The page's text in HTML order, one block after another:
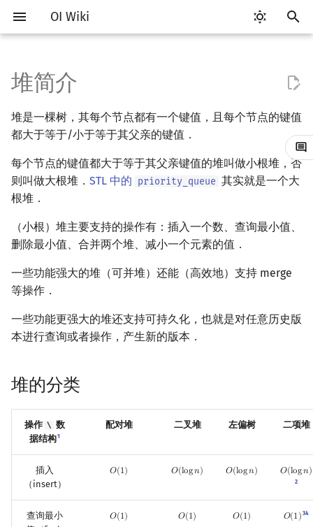
OI Wiki
入
开
搜
索
Getting Started
关于本项目
如何参与
OI Wiki 不是什么
格式手册
数学符号表
F.A.Q.
镜像站列表
比赛相关简介
赛事 ICPC/CCPC 赛事与赛制
题型
交互题
学习路线
学习资源
技巧
分段打表
常见错误
出题
工具软件简介
代码编辑工具 Emacs
VS Code
Eclipse
Notepad++
Dev-C++
GUIDE
评测工具
Arbiter
Cena
Lemon
命令行
命令行编译与调试
编译器
WSL (Windows 10)
Special Judge
通用
Generator
Interactor
Checker
OJ 工具
LaTeX 入门
语言基础简介
C++ 基础 C++ 语法基础
变量
流程控制语句
高级数据类型
文件操作
C++ 标准库
STL 容器
STL 算法
string
pair
C++ 进阶
命名空间
值类别
引用
常量
Lambda 表达式
C++ 与其他常用语言的区别
Pascal 转 C++ 急救
Python 速成
Java 速成
算法基础简介
复杂度 均摊复杂度
枚举
模拟
递归 & 分治
贪心
排序
选择排序
冒泡排序
计数排序
基数排序
归并排序
锦标赛排序
前缀和 & 差分
构造
搜索部分简介
DFS（搜索）
BFS（搜索）
双向搜索
启发式搜索
迭代加深搜索
IDA*
Alpha–Beta 剪枝
动态规划部分简介
动态规划基础
记忆化搜索
背包 DP
区间 DP
DAG 上的 DP
树形 DP
状压 DP
计数 DP
动态 DP
单调队列/单调栈优化
斜率优化
Slope Trick 优化
WQS 二分
字符串部分简介
字符串基础
标准库
字符串匹配
字符串哈希
字典树 (Trie)
前缀函数与 KMP 算法
Boyer–Moore 算法
后缀数组 (SA)
最优原地后缀排序算法
后缀自动机 (SAM)
数学部分简介
布尔代数
数字系统
进位制
平衡三进制
位操作
二进制集合操作
高精度计算
快速幂
置换和排列
数论
模算术简介
素数
欧拉函数
筛法
裴蜀定理 & 一次不定方程
中国剩余定理
多项式与生成函数
代数基本定理
快速傅里叶变换
快速沃尔什变换
Chirp Z 变换
多项式多点求值|快速插值
符号化方法
抽屉原理
容斥原理
错位排列
卡特兰数
贝尔数
分拆数
向量
内积和外积
初等变换
行列式
线性基
Jordan标准型
单纯形法
群论
环论
Schreier–Sims 算法
条件概率与独立性
随机变量
概率不等式
公平组合游戏
零和游戏
数值积分
高斯消元
并查集
并查集复杂度
堆的分类
分块思想
块状数组
块状链表
树分块
Sqrt Tree
线段树基础
线段树合并 & 分裂
李超线段树
猫树
区间最值操作 & 区间历史最
值
Kinetic Tournament Tree
二叉搜索树 & 平衡树
Treap
Splay 树
WBLT
替罪羊树
笛卡尔树
Size Balanced Tree
AVL 树
AA 树
可持久化数据结构简介
可持久化线段树
可持久化块状数组
可持久化平衡树
可持久化字典树
可持久化可并堆
线段树套线段树
平衡树套线段树
线段树套平衡树
树状数组套权值线段树
分块套树状数组
Link Cut Tree
全局平衡二叉树
Euler Tour Tree
Top Tree
图论部分简介
图论相关概念
图的存储
DFS（图论）
BFS（图论）
树上问题
树的直径
树的中心
最近公共祖先
树链剖分
虚树
树哈希
有向无环图
拓扑排序
差分约束
k 短路
最小树形图
最小直径生成树
斯坦纳树
双连通分量
割点和桥
点/边连通度
最大流
最小割
上下界网络流
Stoer–Wagner 算法
二分图最大匹配
二分图最大权匹配
一般图最大权匹配
稳定匹配
计算几何部分简介
二维计算几何基础
三维计算几何基础
距离
Pick 定理
三角剖分
凸包
扫描线
平面最近点对
随机增量法
杂项简介
离散化
双指针
离线算法
CDQ 分治
整体二分
分数规划
随机化
随机化技巧
爬山算法
悬线法
有限状态自动机
约瑟夫问题
表达式求值
RMQ
并查集应用
括号序列
线段树与离线询问
堆简介
堆是一棵树，其每个节点都有一个键值，且每个节点的键值
都大于等于/小于等于其父亲的键值．
每个节点的键值都大于等于其父亲键值的堆叫做小根堆，否
则叫做大根堆． STL 中的 priority_queue 其实就是一个大
根堆．
（小根）堆主要支持的操作有：插入一个数、查询最小值、
删除最小值、合并两个堆、减小一个元素的值．
一些功能强大的堆（可并堆）还能（高效地）支持 merge
等操作．
一些功能更强大的堆还支持可持久化，也就是对任意历史版
本进行查询或者操作，产生新的版本．
堆的分类
操作 \ 数
据结构1
配对堆 二叉堆 左偏树 二项堆
插入
（insert）
𝑂(1)
O(1) 𝑂(log𝑛)
O(logn) 𝑂(log𝑛)
O(logn) 𝑂(log𝑛)
O(logn)
2
查询最小
𝑂(1)
O(1) 𝑂(1)
O(1) 𝑂(1)
O(1) 𝑂(1)
O(1) 34